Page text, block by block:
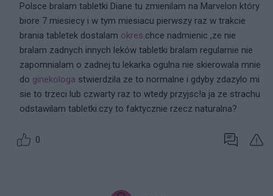
Polsce bralam tabletki Diane tu zmienilam na Marvelon który
biore 7 miesiecy i w tym miesiacu pierwszy raz w trakcie
brania tabletek dostalam okres.chce nadmienic ,ze nie
bralam zadnych innych leków tabletki bralam regularnie nie
zapomnialam o zadnej.tu lekarka ogulna nie skierowala mnie
do ginekologa stwierdzila ze to normalne i gdyby zdazylo mi
sie to trzeci lub czwarty raz to wtedy przyjsc!a ja ze strachu
odstawilam tabletki.czy to faktycznie rzecz naturalna?
0